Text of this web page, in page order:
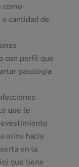
como
cantidad de
con perfil que
patología
que le
orina hacia
en la
que tiene